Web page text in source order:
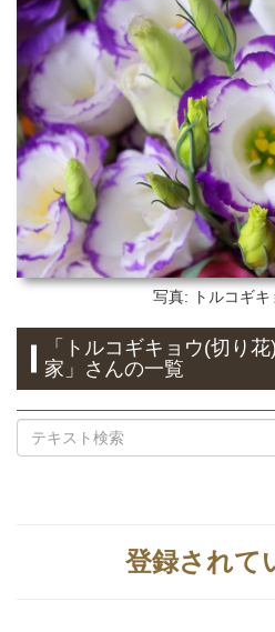
写真: トルコギキ
「トルコギキョウ(切り花)
家」さんの一覧
登録されて